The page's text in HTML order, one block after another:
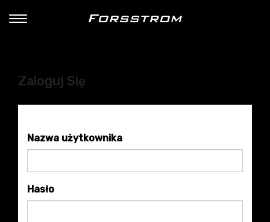
Zaloguj Się
Nazwa użytkownika
Hasło